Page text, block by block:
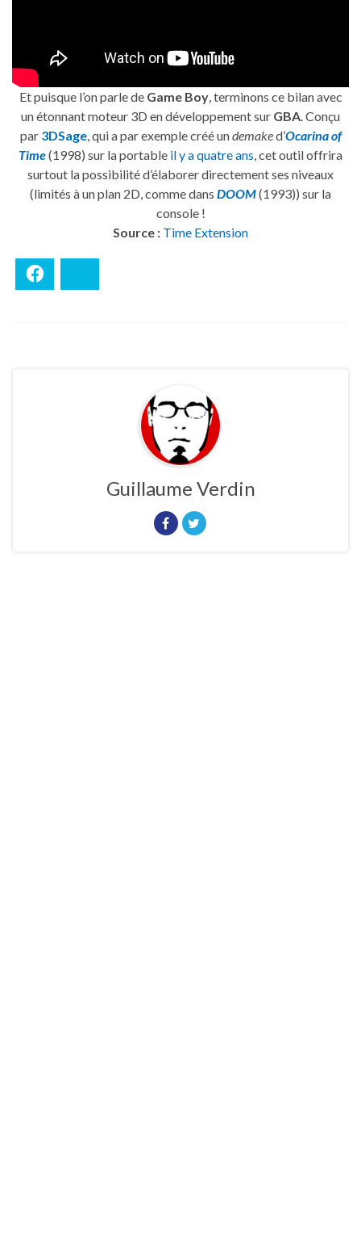
Et puisque l’on parle de Game Boy, terminons ce bilan avec
un étonnant moteur 3D en développement sur GBA . Conçu
par 3DSage, qui a par exemple créé undemaked’Ocarina of
Time(1998) sur la portable il y a quatre ans , cet outil offrira
surtout la possibilité d’élaborer directement ses niveaux
(limités à un plan 2D, comme dans DOOM(1993)) sur la
console !
Source : Time Extension
Guillaume Verdin